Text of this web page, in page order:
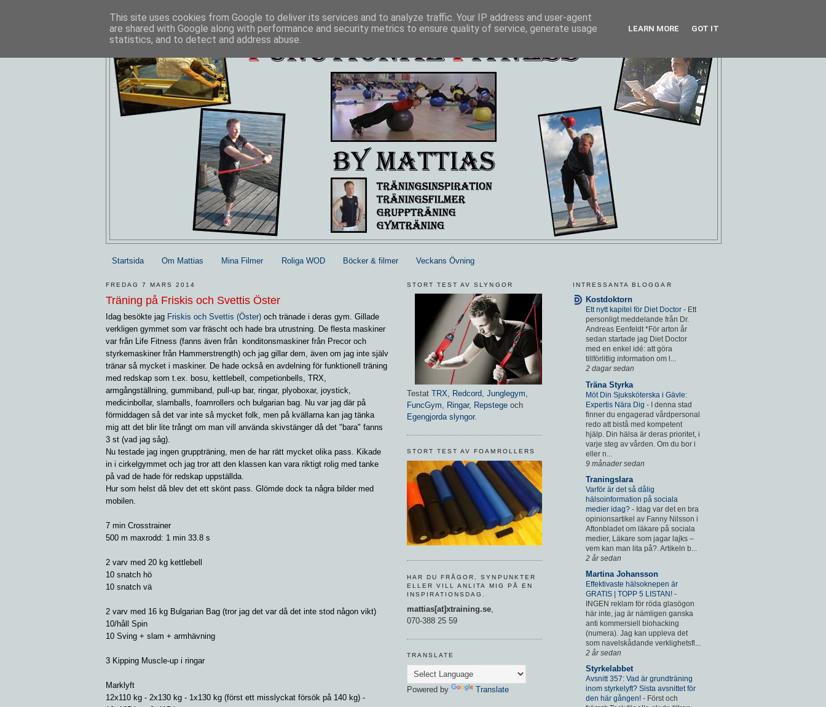
Startsida Om Mattias Mina Filmer Roliga WOD Böcker & filmer Veckans Övning
FREDAG 7 MARS 2014
Träning på Friskis och Svettis Öster
Idag besökte jag Friskis och Svettis (Öster) och tränade i deras gym. Gillade
verkligen gymmet som var fräscht och hade bra utrustning. De flesta maskiner
var från Life Fitness (fanns även från konditonsmaskiner från Precor och
styrkemaskiner från Hammerstrength) och jag gillar dem, även om jag inte själv
tränar så mycket i maskiner. De hade också en avdelning för funktionell träning
med redskap som t.ex. bosu, kettlebell, competionbells, TRX,
armgångställning, gummiband, pull-up bar, ringar, plyoboxar, joystick,
medicinbollar, slamballs, foamrollers och bulgarian bag. Nu var jag där på
förmiddagen så det var inte så mycket folk, men på kvällarna kan jag tänka
mig att det blir lite trångt om man vill använda skivstänger då det "bara" fanns
3 st (vad jag såg).
Nu testade jag ingen gruppträning, men de har rätt mycket olika pass. Kikade
in i cirkelgymmet och jag tror att den klassen kan vara riktigt rolig med tanke
på vad de hade för redskap uppställda.
Hur som helst då blev det ett skönt pass. Glömde dock ta några bilder med
mobilen.
7 min Crosstrainer
500 m maxrodd: 1 min 33.8 s
2 varv med 20 kg kettlebell
10 snatch hö
10 snatch vä
2 varv med 16 kg Bulgarian Bag (tror jag det var då det inte stod någon vikt)
10/håll Spin
10 Sving + slam + armhävning
3 Kipping Muscle-up i ringar
Marklyft
12x110 kg - 2x130 kg - 1x130 kg (först ett misslyckat försök på 140 kg) -
INTRESSANTA BLOGGAR
Kostdoktorn
Ett nytt kapitel för Diet Doctor - Ett
personligt meddelande från Dr.
Andreas Eenfeldt *För arton år
sedan startade jag Diet Doctor
med en enkel idé: att göra
tillförlitlig information om l...
2 dagar sedan
Träna Styrka
Möt Din Sjuksköterska i Gävle:
Expertis Nära Dig - I denna stad
finner du engagerad vårdpersonal
redo att bistå med kompetent
hjälp. Din hälsa är deras prioritet, i
varje steg av vården. Om du bor i
eller n...
9 månader sedan
Traningslara
Varför är det så dålig
hälsoinformation på sociala
medier idag? - Idag var det en bra
opinionsartikel av Fanny Nilsson i
Aftonbladet om läkare på sociala
medier, Läkare som jagar lajks –
vem kan man lita på?. Artikeln b...
2 år sedan
Martina Johansson
Effektivaste hälsoknepen är
GRATIS | TOPP 5 LISTAN! -
INGEN reklam för röda glasögon
här inte, jag är nämligen ganska
anti kommersiell biohacking
(numera). Jag kan uppleva det
som navelskådande verklighetsfl...
2 år sedan
Styrkelabbet
Avsnitt 357: Vad är grundträning
inom styrkelyft? Sista avsnittet för
den här gången! - Först och
STORT TEST AV SLYNGOR
Testat TRX, Redcord, Junglegym,
FuncGym, Ringar, Repstege och
Egengjorda slyngor.
STORT TEST AV FOAMROLLERS
HAR DU FRÅGOR, SYNPUNKTER
ELLER VILL ANLITA MIG PÅ EN
INSPIRATIONSDAG.
mattias[at]xtraining.se,
070-388 25 59
TRANSLATE
Powered by Translate
This site uses cookies from Google to deliver its services and to analyze traffic. Your IP address and user-agent
are shared with Google along with performance and security metrics to ensure quality of service, generate usage
statistics, and to detect and address abuse.
LEARN MORE GOT IT